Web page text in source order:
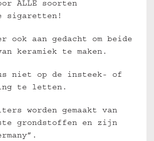
ALLE soorten
sigaretten!
ook aan gedacht om beide
keramiek te maken.
niet op de insteek- of
te letten.
worden gemaakt van
grondstoffen en zijn